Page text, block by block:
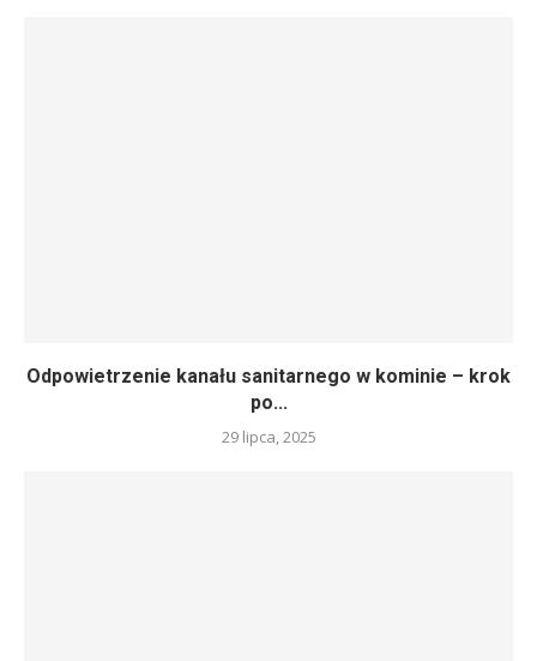
Odpowietrzenie kanału sanitarnego w kominie – krok
po...
29 lipca, 2025